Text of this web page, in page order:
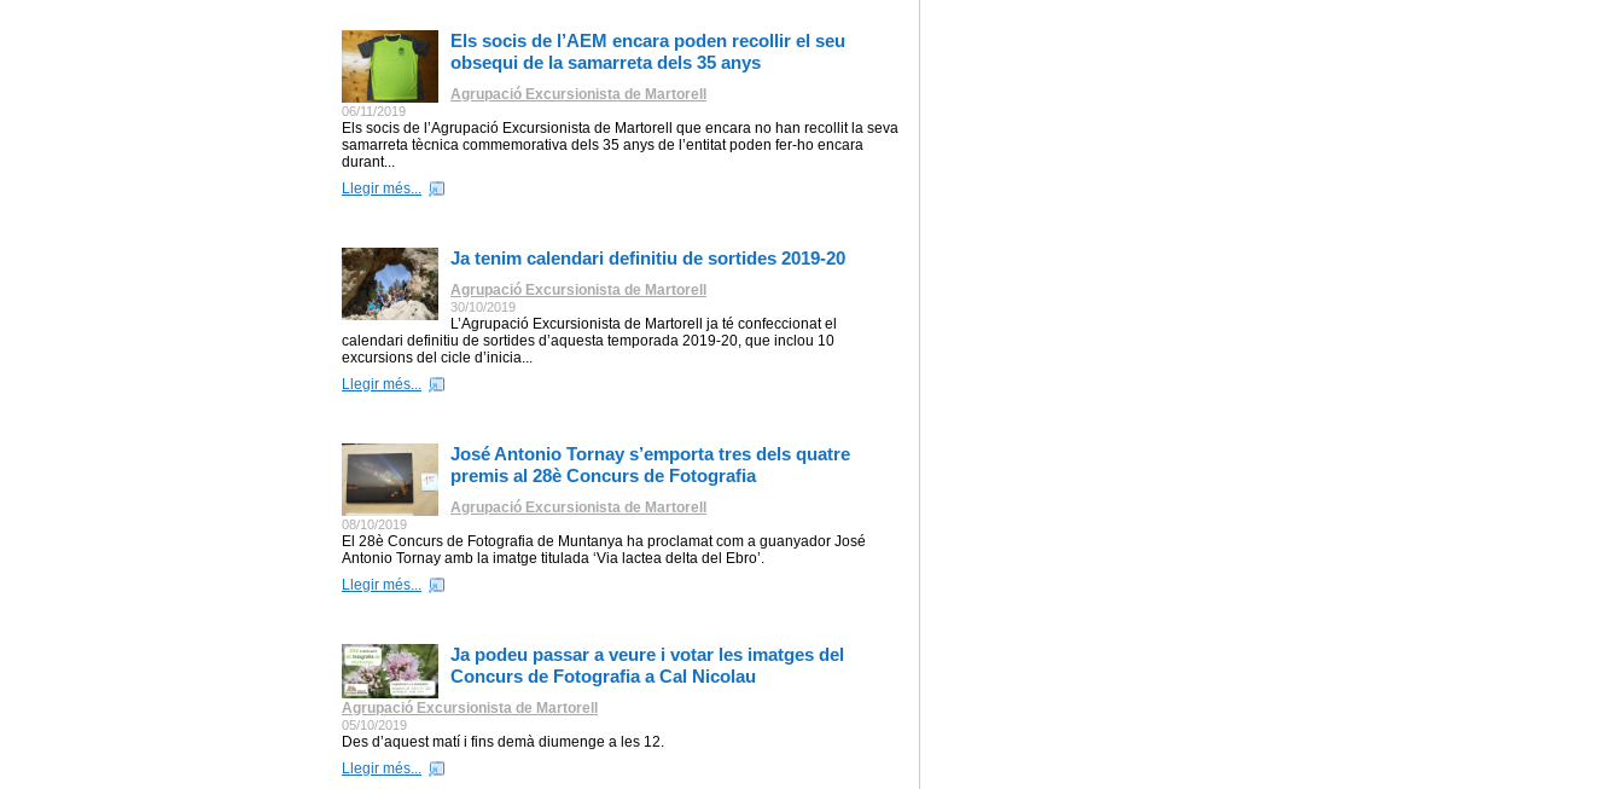
Els socis de l’AEM encara poden recollir el seu
obsequi de la samarreta dels 35 anys
Agrupació Excursionista de Martorell
06/11/2019
Els socis de l’Agrupació Excursionista de Martorell que encara no han recollit la seva
samarreta tècnica commemorativa dels 35 anys de l’entitat poden fer-ho encara
durant...
Llegir més...
Ja tenim calendari definitiu de sortides 2019-20
Agrupació Excursionista de Martorell
30/10/2019
L’Agrupació Excursionista de Martorell ja té confeccionat el
calendari definitiu de sortides d’aquesta temporada 2019-20, que inclou 10
excursions del cicle d’inicia...
Llegir més...
José Antonio Tornay s’emporta tres dels quatre
premis al 28è Concurs de Fotografia
Agrupació Excursionista de Martorell
08/10/2019
El 28è Concurs de Fotografia de Muntanya ha proclamat com a guanyador José
Antonio Tornay amb la imatge titulada ‘Via lactea delta del Ebro’.
Llegir més...
Ja podeu passar a veure i votar les imatges del
Concurs de Fotografia a Cal Nicolau
Agrupació Excursionista de Martorell
05/10/2019
Des d’aquest matí i fins demà diumenge a les 12.
Llegir més...